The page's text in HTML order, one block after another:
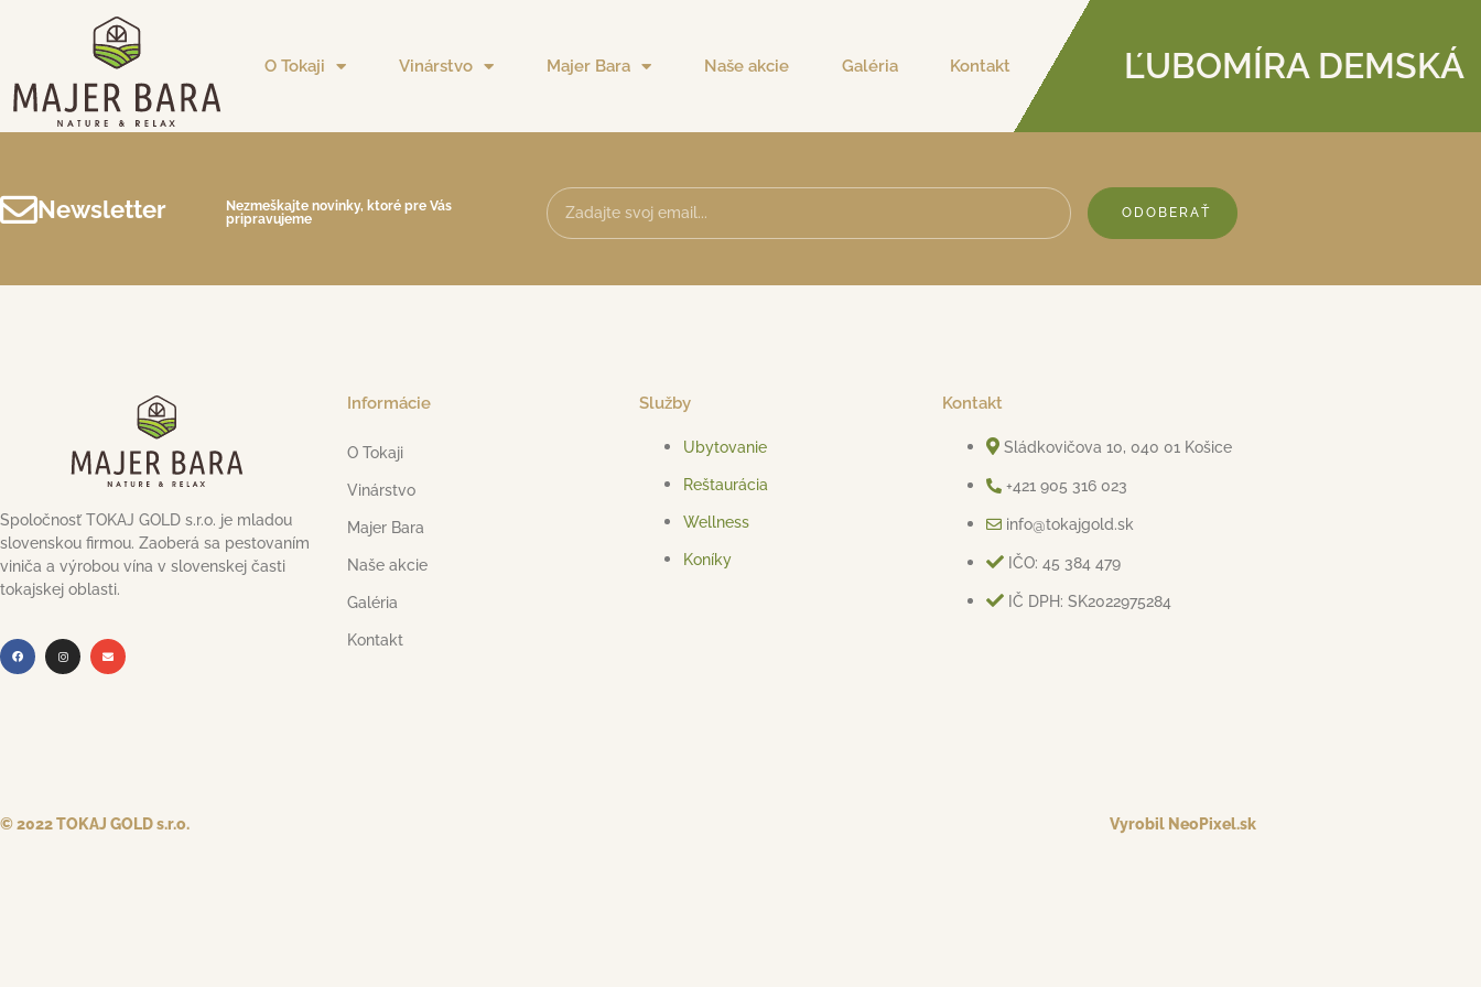
O Tokaji Vinárstvo Majer Bara Naše akcie Galéria Kontakt ĽUBOMÍRA DEMSKÁ
Newsletter
Nezmeškajte novinky, ktoré pre Vás
pripravujeme
ODOBERAŤ
Spoločnosť TOKAJ GOLD s.r.o. je mladou
slovenskou firmou. Zaoberá sa pestovaním
viniča a výrobou vína v slovenskej časti
tokajskej oblasti.
Informácie
O Tokaji
Vinárstvo
Majer Bara
Naše akcie
Galéria
Kontakt
Služby
Ubytovanie
Reštaurácia
Wellness
Koníky
Kontakt
Sládkovičova 10, 040 01 Košice
+421 905 316 023
info@tokajgold.sk
IČO: 45 384 479
IČ DPH: SK2022975284
© 2022 TOKAJ GOLD s.r.o. Vyrobil NeoPixel.sk